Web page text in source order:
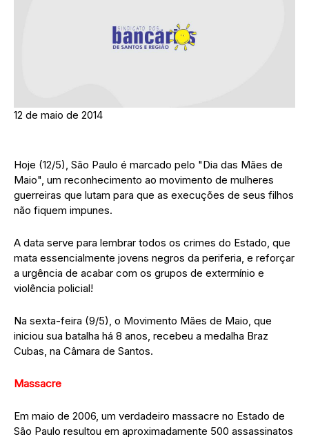
12 de maio de 2014
Hoje (12/5), São Paulo é marcado pelo "Dia das Mães de
Maio", um reconhecimento ao movimento de mulheres
guerreiras que lutam para que as execuções de seus filhos
não fiquem impunes.
A data serve para lembrar todos os crimes do Estado, que
mata essencialmente jovens negros da periferia, e reforçar
a urgência de acabar com os grupos de extermínio e
violência policial!
Na sexta-feira (9/5), o Movimento Mães de Maio, que
iniciou sua batalha há 8 anos, recebeu a medalha Braz
Cubas, na Câmara de Santos.
Massacre
Em maio de 2006, um verdadeiro massacre no Estado de
São Paulo resultou em aproximadamente 500 assassinatos